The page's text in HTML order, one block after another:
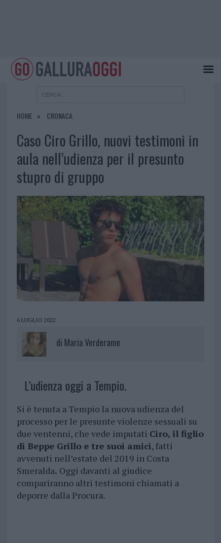
HOME CRONACA
Caso Ciro Grillo, nuovi testimoni in
aula nell’udienza per il presunto
stupro di gruppo
6 LUGLIO 2022
di Maria Verderame
L’udienza oggi a Tempio.
Si è tenuta a Tempio la nuova udienza del
processo per le presunte violenze sessuali su
due ventenni, che vede imputati Ciro, il figlio
di Beppe Grillo e tre suoi amici, fatti
avvenuti nell’estate del 2019 in Costa
Smeralda. Oggi davanti al giudice
compariranno altri testimoni chiamati a
deporre dalla Procura.